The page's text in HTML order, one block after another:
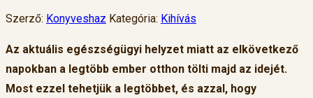
Szerző: Konyveshaz Kategória: Kihívás
Az aktuális egészségügyi helyzet miatt az elkövetkező
napokban a legtöbb ember otthon tölti majd az idejét.
Most ezzel tehetjük a legtöbbet, és azzal, hogy